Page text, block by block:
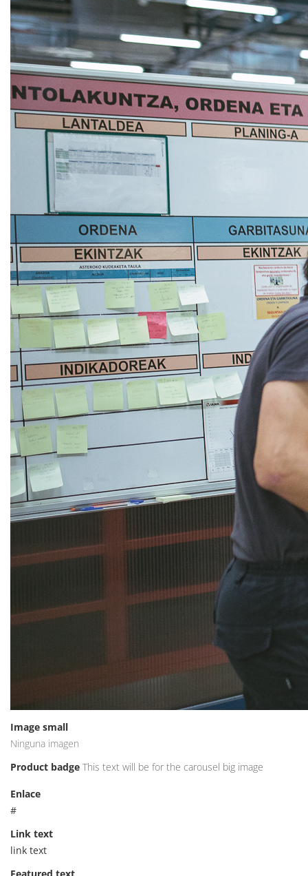
Image small
Ninguna imagen
Product badge This text will be for the carousel big image
Enlace
#
Link text
link text